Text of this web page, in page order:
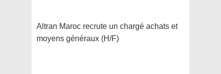
Altran Maroc recrute un chargé achats et
moyens généraux (H/F)